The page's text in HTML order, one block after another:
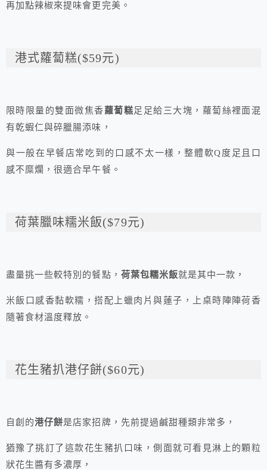
再加點辣椒來提味會更完美。
港式蘿蔔糕($59元)
限時限量的雙面微焦香蘿蔔糕足足給三大塊，蘿蔔絲裡面混
有乾蝦仁與碎臘腸添味，
與一般在早餐店常吃到的口感不太一樣，整體軟Q度足且口
感不糜爛，很適合早午餐。
荷葉臘味糯米飯($79元)
盡量挑一些較特別的餐點， 荷葉包糯米飯就是其中一款，
米飯口感香黏軟糯，搭配上蠟肉片與蓮子，上桌時陣陣荷香
隨著食材溫度釋放。
花生豬扒港仔餅($60元)
自創的港仔餅是店家招牌，先前提過鹹甜種類非常多，
猶豫了挑訂了這款花生豬扒口味，側面就可看見淋上的顆粒
狀花生醬有多濃厚，